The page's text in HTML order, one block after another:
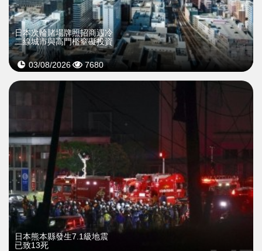
日本次輪賭場牌照招商遇冷
二線城市與高門檻窒礙投資
03/08/2026 7680
日本熊本縣發生7.1級地震
已致13死